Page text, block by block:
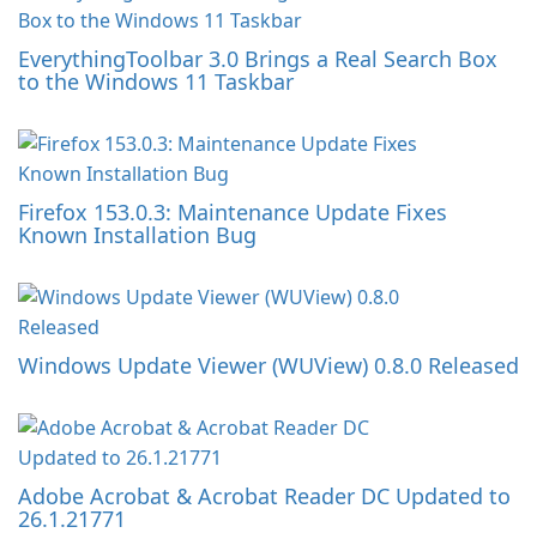
EverythingToolbar 3.0 Brings a Real Search Box
to the Windows 11 Taskbar
Firefox 153.0.3: Maintenance Update Fixes
Known Installation Bug
Windows Update Viewer (WUView) 0.8.0 Released
Adobe Acrobat & Acrobat Reader DC Updated to
26.1.21771